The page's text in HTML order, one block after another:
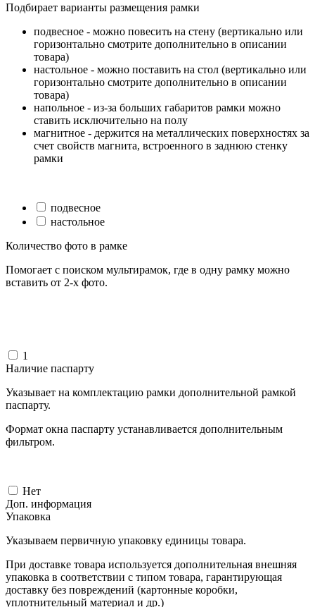
Подбирает варианты размещения рамки
подвесное - можно повесить на стену (вертикально или
горизонтально смотрите дополнительно в описании
товара)
настольное - можно поставить на стол (вертикально или
горизонтально смотрите дополнительно в описании
товара)
напольное - из-за больших габаритов рамки можно
ставить исключительно на полу
магнитное - держится на металлических поверхностях за
счет свойств магнита, встроенного в заднюю стенку
рамки
подвесное
настольное
Количество фото в рамке
Помогает с поиском мультирамок, где в одну рамку можно
вставить от 2-х фото.
1
Наличие паспарту
Указывает на комплектацию рамки дополнительной рамкой
паспарту.
Формат окна паспарту устанавливается дополнительным
фильтром.
Нет
Доп. информация
Упаковка
Указываем первичную упаковку единицы товара.
При доставке товара используется дополнительная внешняя
упаковка в соответствии с типом товара, гарантирующая
доставку без повреждений (картонные коробки,
уплотнительный материал и др.)